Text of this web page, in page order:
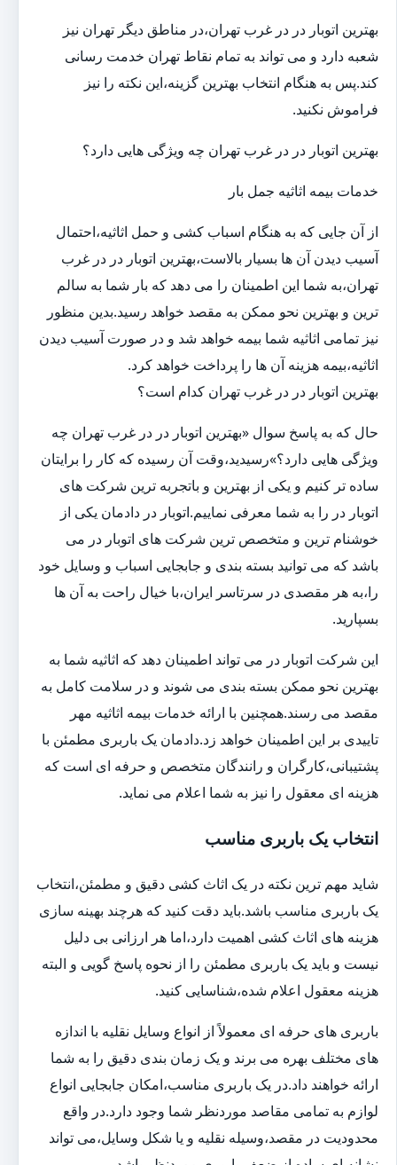
بهترین اتوبار در در غرب تهران،در مناطق دیگر تهران نیز
شعبه دارد و می تواند به تمام نقاط تهران خدمت رسانی
کند.پس به هنگام انتخاب بهترین گزینه،این نکته را نیز
فراموش نکنید.
بهترین اتوبار در در غرب تهران چه ویژگی هایی دارد؟
خدمات بیمه اثاثیه جمل بار
از آن جایی که به هنگام اسباب کشی و حمل اثاثیه،احتمال
آسیب دیدن آن ها بسیار بالاست،بهترین اتوبار در در غرب
تهران،به شما این اطمینان را می دهد که بار شما به سالم
ترین و بهترین نحو ممکن به مقصد خواهد رسید.بدین منظور
نیز تمامی اثاثیه شما بیمه خواهد شد و در صورت آسیب دیدن
اثاثیه،بیمه هزینه آن ها را پرداخت خواهد کرد.
بهترین اتوبار در در غرب تهران کدام است؟
حال که به پاسخ سوال «بهترین اتوبار در در غرب تهران چه
ویژگی هایی دارد؟»رسیدید،وقت آن رسیده که کار را برایتان
ساده تر کنیم و یکی از بهترین و باتجربه ترین شرکت های
اتوبار در را به شما معرفی نماییم.اتوبار در دادمان یکی از
خوشنام ترین و متخصص ترین شرکت های اتوبار در می
باشد که می توانید بسته بندی و جابجایی اسباب و وسایل خود
را،به هر مقصدی در سرتاسر ایران،با خیال راحت به آن ها
بسپارید.
این شرکت اتوبار در می تواند اطمینان دهد که اثاثیه شما به
بهترین نحو ممکن بسته بندی می شوند و در سلامت کامل به
مقصد می رسند.همچنین با ارائه خدمات بیمه اثاثیه مهر
تاییدی بر این اطمینان خواهد زد.دادمان یک باربری مطمئن با
پشتیبانی،کارگران و رانندگان متخصص و حرفه ای است که
هزینه ای معقول را نیز به شما اعلام می نماید.
انتخاب یک باربری مناسب
شاید مهم ترین نکته در یک اثاث کشی دقیق و مطمئن،انتخاب
یک باربری مناسب باشد.باید دقت کنید که هرچند بهینه سازی
هزینه های اثاث کشی اهمیت دارد،اما هر ارزانی بی دلیل
نیست و باید یک باربری مطمئن را از نحوه پاسخ گویی و البته
هزینه معقول اعلام شده،شناسایی کنید.
باربری های حرفه ای معمولاً از انواع وسایل نقلیه با اندازه
های مختلف بهره می برند و یک زمان بندی دقیق را به شما
ارائه خواهند داد.در یک باربری مناسب،امکان جابجایی انواع
لوازم به تمامی مقاصد موردنظر شما وجود دارد.در واقع
محدودیت در مقصد،وسیله نقلیه و یا شکل وسایل،می تواند